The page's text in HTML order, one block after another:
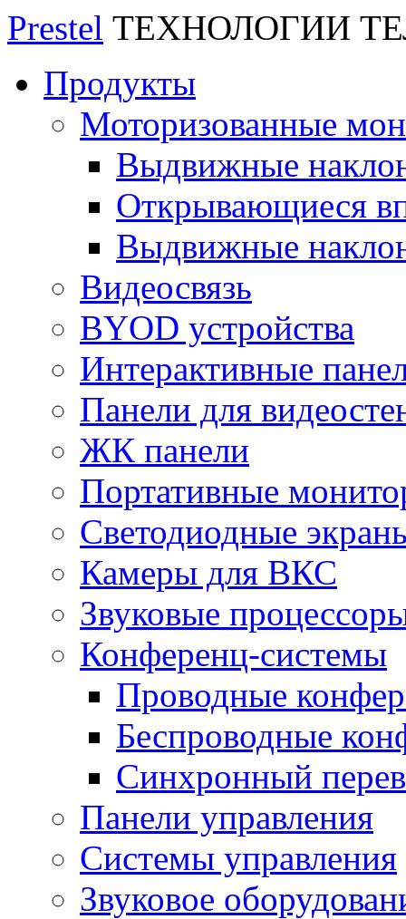
Prestel ТЕХНОЛОГИИ
Продукты
Моторизованные
Выдвижные
Открывающиеся
Выдвижные
Видеосвязь
BYOD устройства
Интерактивные
Панели для
ЖК панели
Портативные
Светодиодные
Камеры для ВКС
Звуковые
Конференц-системы
Проводные
Беспроводные
Синхронный
Панели управления
Системы управления
Звуковое